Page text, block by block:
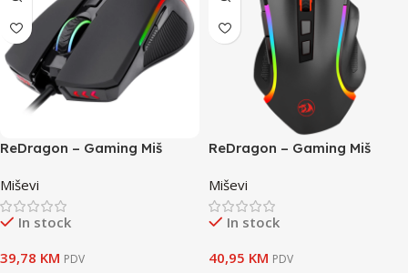
ReDragon – Gaming Miš
Miševi
In stock
39,78 KM PDV
ReDragon – Gaming Miš
Miševi
In stock
40,95 KM PDV